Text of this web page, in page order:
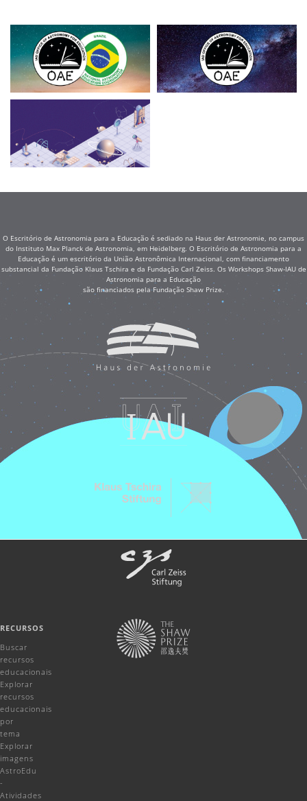
O Escritório de Astronomia para a Educação é sediado na Haus der Astronomie, no campus
do Instituto Max Planck de Astronomia, em Heidelberg. O Escritório de Astronomia para a
Educação é um escritório da União Astronômica Internacional, com financiamento
substancial da Fundação Klaus Tschira e da Fundação Carl Zeiss. Os Workshops Shaw-IAU de
Astronomia para a Educação
são financiados pela Fundação Shaw Prize.
RECURSOS
Buscar
recursos
educacionais
Explorar
recursos
educacionais
por
tema
Explorar
imagens
AstroEdu
-
Atividades